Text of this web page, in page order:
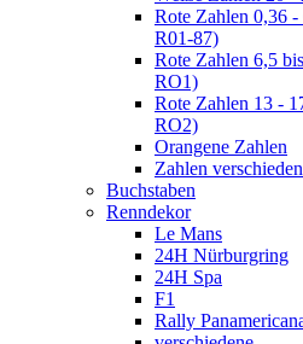
Rote Zahlen 0,36
R01-87)
Rote Zahlen 6,5
RO1)
Rote Zahlen 13 -
RO2)
Orangene Zahlen
Zahlen
Buchstaben
Renndekor
Le Mans
24H Nürburgring
24H Spa
F1
Rally